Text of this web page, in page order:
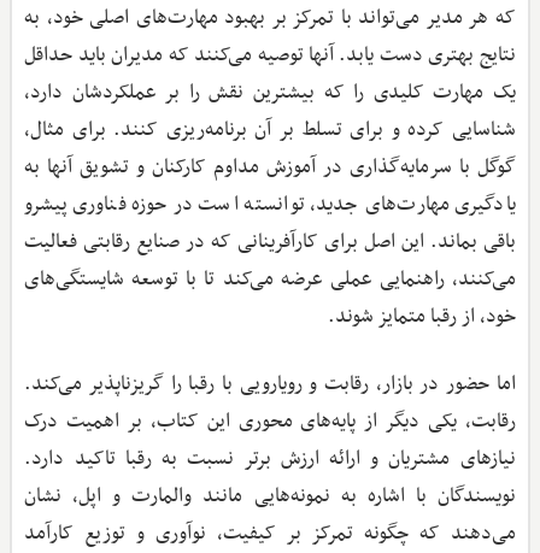
که هر مدیر می‌تواند با تمرکز بر بهبود مهارت‌های اصلی خود، به
نتایج بهتری دست یابد. آنها توصیه می‌کنند که مدیران باید حداقل
یک مهارت کلیدی را که بیشترین نقش را بر عملکردشان دارد،
شناسایی کرده و برای تسلط بر آن برنامه‌ریزی کنند. برای مثال،
گوگل با سرمایه‌گذاری در آموزش مداوم کارکنان و تشویق آنها به
یادگیری مهارت‌های جدید، توانسته است در حوزه فناوری پیشرو
باقی بماند. این اصل برای کارآفرینانی که در صنایع رقابتی فعالیت
می‌کنند، راهنمایی عملی عرضه می‌کند تا با توسعه شایستگی‌های
خود، از رقبا متمایز شوند.
اما حضور در بازار، رقابت و رویارویی با رقبا را گریزناپذیر می‌کند.
رقابت، یکی دیگر از پایه‌های محوری این کتاب، بر اهمیت درک
نیازهای مشتریان و ارائه ارزش برتر نسبت به رقبا تاکید دارد.
نویسندگان با اشاره به نمونه‌هایی مانند والمارت و اپل، نشان
می‌دهند که چگونه تمرکز بر کیفیت، نوآوری و توزیع کارآمد